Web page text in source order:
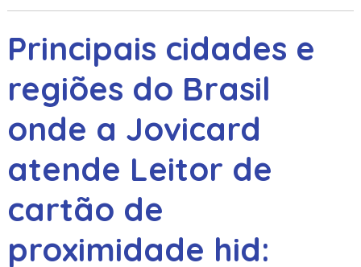
Principais cidades e
regiões do Brasil
onde a Jovicard
atende Leitor de
cartão de
proximidade hid: